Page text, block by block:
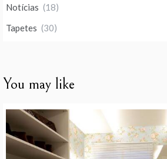
Notícias (18)
Tapetes (30)
You may like